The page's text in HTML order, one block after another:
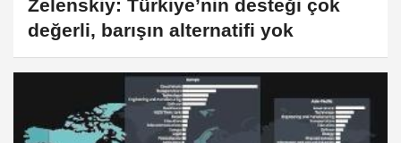
Zelenskiy: Türkiye’nin desteği çok
değerli, barışın alternatifi yok